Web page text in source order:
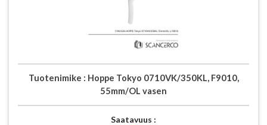
Tuotenimike : Hoppe Tokyo 0710VK/350KL, F9010,
55mm/OL vasen
Saatavuus :